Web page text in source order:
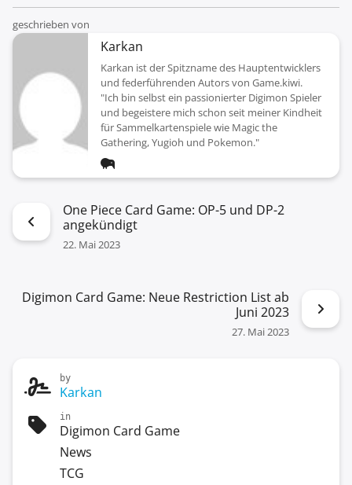
geschrieben von
Karkan
Karkan ist der Spitzname des Hauptentwicklers
und federführenden Autors von Game.kiwi.
"Ich bin selbst ein passionierter Digimon Spieler
und begeistere mich schon seit meiner Kindheit
für Sammelkartenspiele wie Magic the
Gathering, Yugioh und Pokemon."
One Piece Card Game: OP-5 und DP-2
angekündigt
22. Mai 2023
Digimon Card Game: Neue Restriction List ab
Juni 2023
27. Mai 2023
by
Karkan
in
Digimon Card Game
News
TCG